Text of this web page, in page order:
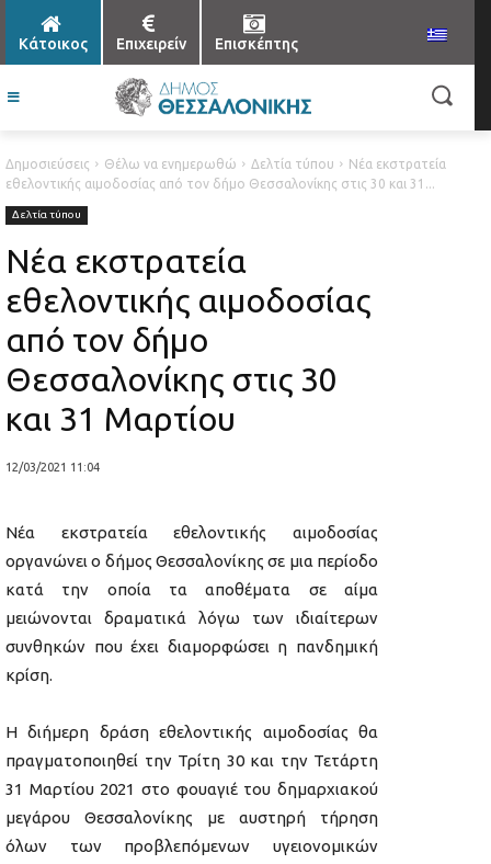
Κάτοικος Επιχειρείν Επισκέπτης
Δημοσιεύσεις Θέλω να ενημερωθώ Δελτία τύπου
Νέα εκστρατεία
εθελοντικής αιμοδοσίας από τον δήμο Θεσσαλονίκης στις 30 και 31...
Δελτία τύπου
Νέα εκστρατεία
εθελοντικής αιμοδοσίας
από τον δήμο
Θεσσαλονίκης στις 30
και 31 Μαρτίου
12/03/2021 11:04
Νέα εκστρατεία εθελοντικής αιμοδοσίας
οργανώνει ο δήμος Θεσσαλονίκης σε μια περίοδο
κατά την οποία τα αποθέματα σε αίμα
μειώνονται δραματικά λόγω των ιδιαίτερων
συνθηκών που έχει διαμορφώσει η πανδημική
κρίση.
Η διήμερη δράση εθελοντικής αιμοδοσίας θα
πραγματοποιηθεί την Τρίτη 30 και την Τετάρτη
31 Μαρτίου 2021 στο φουαγιέ του δημαρχιακού
μεγάρου Θεσσαλονίκης με αυστηρή τήρηση
όλων των προβλεπόμενων υγειονομικών